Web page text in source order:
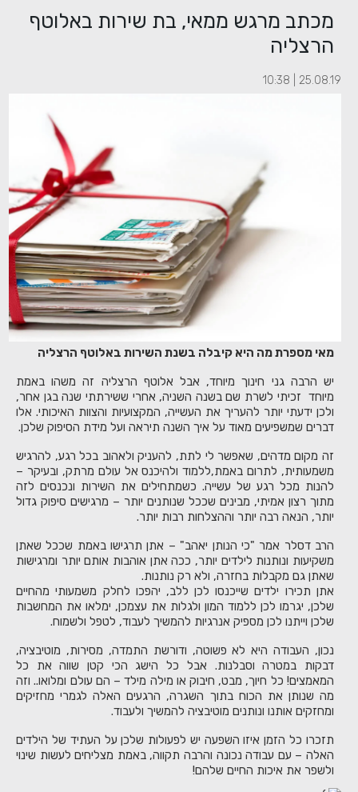
מכתב מרגש ממאי, בת שירות באלוטף
הרצליה
25.08.19 | 10:38
מאי מספרת מה היא קיבלה בשנת השירות באלוטף הרצליה
יש הרבה גני חינוך מיוחד, אבל אלוטף הרצליה זה משהו באמת
מיוחד זכיתי לשרת שם בשנה השניה, אחרי ששירתתי שנה בגן אחר,
ולכן ידעתי יותר להעריך את העשייה, המקצועיות והצוות האיכותי. אלו
דברים שמשפיעים מאוד על איך השנה תיראה ועל מידת הסיפוק שלכן.
זה מקום מדהים, שאפשר לי לתת, להעניק ולאהוב בכל רגע, להרגיש
משמעותית, לתרום באמת,ללמוד ולהיכנס אל עולם מרתק, ובעיקר –
להנות מכל רגע של עשייה. כשמתחילים את השירות ונכנסים לזה
מתוך רצון אמיתי, מבינים שככל שנותנים יותר – מרגישים סיפוק גדול
יותר, הנאה רבה יותר וההצלחות רבות יותר.
הרב דסלר אמר "כי הנותן יאהב" – אתן תרגישו באמת שככל שאתן
משקיעות ונותנות לילדים יותר, ככה אתן אוהבות אותם יותר ומרגישות
שאתן גם מקבלות בחזרה, ולא רק נותנות.
אתן תכירו ילדים שייכנסו לכן ללב, יהפכו לחלק משמעותי מהחיים
שלכן, יגרמו לכן ללמוד המון ולגלות את עצמכן, ימלאו את המחשבות
שלכן וייתנו לכן מספיק אנרגיות להמשיך לעבוד, לטפל ולשמוח.
נכון, העבודה היא לא פשוטה, ודורשת התמדה, מסירות, מוטיבציה,
דבקות במטרה וסבלנות. אבל כל הישג הכי קטן שווה את כל
המאמצים! כל חיוך, מבט, חיבוק או מילה מילד – הם עולם ומלואו.. וזה
מה שנותן את הכוח בתוך השגרה, הרגעים האלה לגמרי מחזיקים
ומחזקים אותנו ונותנים מוטיבציה להמשיך ולעבוד.
תזכרו כל הזמן איזו השפעה יש לפעולות שלכן על העתיד של הילדים
האלה – עם עבודה נכונה והרבה תקווה, באמת מצליחים לעשות שינוי
ולשפר את איכות החיים שלהם!